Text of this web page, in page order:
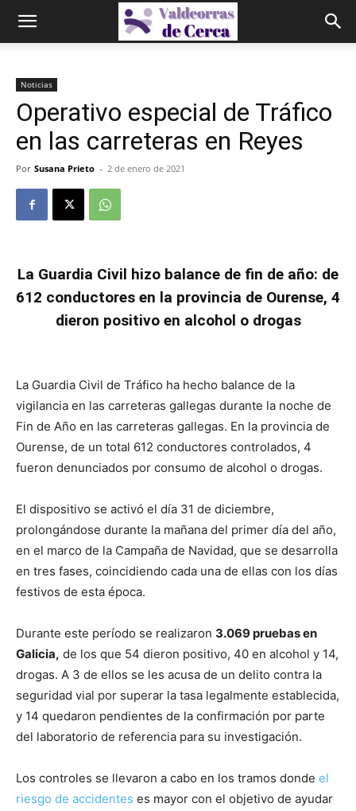
Noticias
Operativo especial de Tráfico
en las carreteras en Reyes
Por Susana Prieto - 2 de enero de 2021
La Guardia Civil hizo balance de fin de año: de
612 conductores en la provincia de Ourense, 4
dieron positivo en alcohol o drogas
La Guardia Civil de Tráfico ha hecho balance de la
vigilancia en las carreteras gallegas durante la noche de
Fin de Año en las carreteras gallegas. En la provincia de
Ourense, de un total 612 conductores controlados, 4
fueron denunciados por consumo de alcohol o drogas.
El dispositivo se activó el día 31 de diciembre,
prolongándose durante la mañana del primer día del año,
en el marco de la Campaña de Navidad, que se desarrolla
en tres fases, coincidiendo cada una de ellas con los días
festivos de esta época.
Durante este período se realizaron 3.069 pruebas en
Galicia, de los que 54 dieron positivo, 40 en alcohol y 14,
drogas. A 3 de ellos se les acusa de un delito contra la
seguridad vial por superar la tasa legalmente establecida,
y 14 quedaron pendientes de la confirmación por parte
del laboratorio de referencia para su investigación.
Los controles se llevaron a cabo en los tramos donde el
riesgo de accidentes es mayor con el objetivo de ayudar